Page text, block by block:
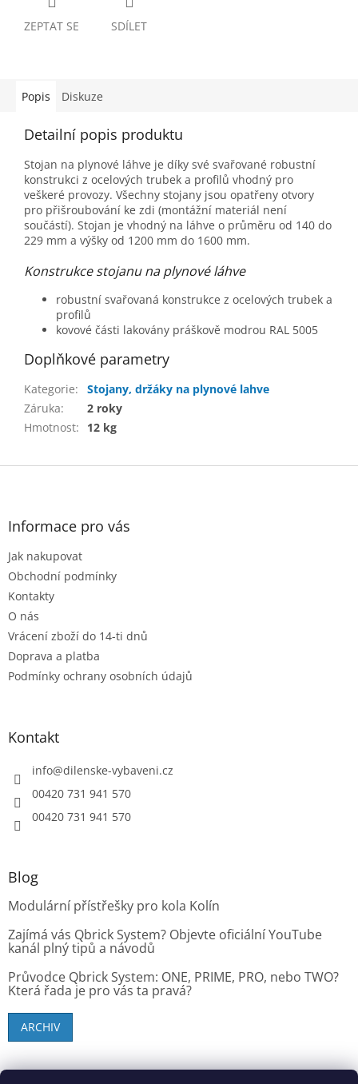
ZEPTAT SE SDÍLET
Popis Diskuze
Detailní popis produktu
Stojan na plynové láhve je díky své svařované robustní
konstrukci z ocelových trubek a profilů vhodný pro
veškeré provozy. Všechny stojany jsou opatřeny otvory
pro přišroubování ke zdi (montážní materiál není
součástí). Stojan je vhodný na láhve o průměru od 140 do
229 mm a výšky od 1200 mm do 1600 mm.
Konstrukce stojanu na plynové láhve
robustní svařovaná konstrukce z ocelových trubek a
profilů
kovové části lakovány práškově modrou RAL 5005
Doplňkové parametry
Kategorie:
Stojany, držáky na plynové lahve
Záruka:
2 roky
Hmotnost: 12 kg
Z
Informace pro vás
Jak nakupovat
Obchodní podmínky
Kontakty
O nás
Vrácení zboží do 14-ti dnů
Doprava a platba
Podmínky ochrany osobních údajů
Kontakt
info@dilenske-vybaveni.cz
00420 731 941 570
00420 731 941 570
Blog
Modulární přístřešky pro kola Kolín
Zajímá vás Qbrick System? Objevte oficiální YouTube
kanál plný tipů a návodů
Průvodce Qbrick System: ONE, PRIME, PRO, nebo TWO?
Která řada je pro vás ta pravá?
ARCHIV